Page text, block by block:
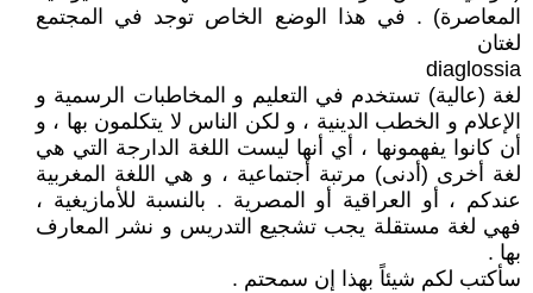
المعاصرة) . في هذا الوضع الخاص توجد في المجتمع
لغتان
diaglossia
لغة (عالية) تستخدم في التعليم و المخاطبات الرسمية و
الإعلام و الخطب الدينية ، و لكن الناس لا يتكلمون بها ، و
أن كانوا يفهمونها ، أي أنها ليست اللغة الدارجة التي هي
لغة أخرى (أدنى) مرتبة أجتماعية ، و هي اللغة المغربية
عندكم ، أو العراقية أو المصرية . بالنسبة للأمازيغية ،
فهي لغة مستقلة يجب تشجيع التدريس و نشر المعارف
بها .
سأكتب لكم شيئاً بهذا إن سمحتم .